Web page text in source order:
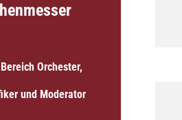
Orchester,
und Moderator